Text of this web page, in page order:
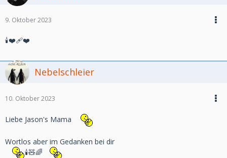
9. Oktober 2023
🕯️❤️‍🩹❤️
Nebelschleier
10. Oktober 2023
Liebe Jason's Mama
Wortlos aber im Gedanken bei dir
🕯🧸🌈